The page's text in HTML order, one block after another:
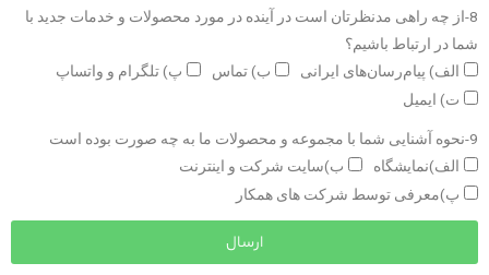
8-از چه راهی مدنظرتان است در آینده در مورد محصولات و خدمات جدید با
شما در ارتباط باشیم؟
الف) پیام‌رسان‌های ایرانی
ب) تماس
پ) تلگرام و واتساپ
ت) ایمیل
9-نحوه آشنایی شما با مجموعه و محصولات ما به چه صورت بوده است
الف)نمایشگاه
ب)سایت شرکت و اینترنت
پ)معرفی توسط شرکت های همکار
ارسال